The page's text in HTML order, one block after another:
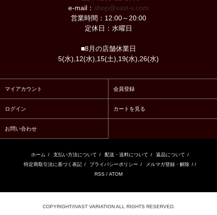
e-mail： shop@vast-v.com
営業時間：12:00～20:00
定休日：水曜日
■8月の店舗休業日
5(水),12(水),15(土),19(水),26(水)
マイアカウント 会員登録
ログイン カートを見る
お問い合わせ
ホーム / 支払い方法について / 配送・送料について / 返品について /
特定商取引法に基づく表記 / プライバシーポリシー / メルマガ登録・解除 / /
RSS / ATOM
COPYRIGHT©VAST VARIATION ALL RIGHTS RESERVED.